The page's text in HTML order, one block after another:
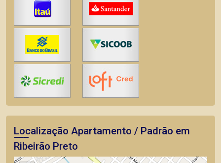
Localização Apartamento / Padrão em
Ribeirão Preto